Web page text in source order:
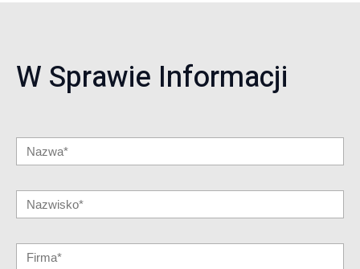
W Sprawie Informacji